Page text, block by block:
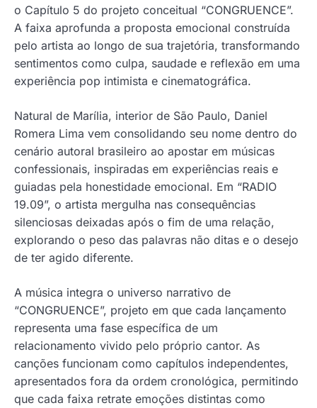
o Capítulo 5 do projeto conceitual “CONGRUENCE”.
A faixa aprofunda a proposta emocional construída
pelo artista ao longo de sua trajetória, transformando
sentimentos como culpa, saudade e reflexão em uma
experiência pop intimista e cinematográfica.
Natural de Marília, interior de São Paulo, Daniel
Romera Lima vem consolidando seu nome dentro do
cenário autoral brasileiro ao apostar em músicas
confessionais, inspiradas em experiências reais e
guiadas pela honestidade emocional. Em “RADIO
19.09”, o artista mergulha nas consequências
silenciosas deixadas após o fim de uma relação,
explorando o peso das palavras não ditas e o desejo
de ter agido diferente.
A música integra o universo narrativo de
“CONGRUENCE”, projeto em que cada lançamento
representa uma fase específica de um
relacionamento vivido pelo próprio cantor. As
canções funcionam como capítulos independentes,
apresentados fora da ordem cronológica, permitindo
que cada faixa retrate emoções distintas como